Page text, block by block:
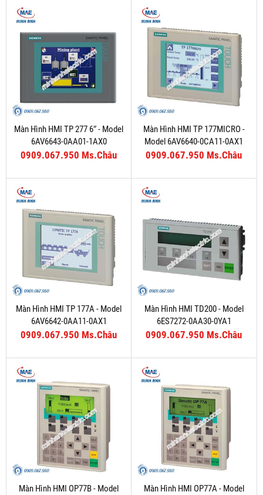
Màn Hình HMI TP 277 6″ - Model
6AV6643-0AA01-1AX0
0909.067.950 Ms.Châu
Màn Hình HMI TP 177MICRO -
Model 6AV6640-0CA11-0AX1
0909.067.950 Ms.Châu
Màn Hình HMI TP 177A - Model
6AV6642-0AA11-0AX1
0909.067.950 Ms.Châu
Màn Hình HMI TD200 - Model
6ES7272-0AA30-0YA1
0909.067.950 Ms.Châu
Màn Hình HMI OP77B - Model
Màn Hình HMI OP77A - Model